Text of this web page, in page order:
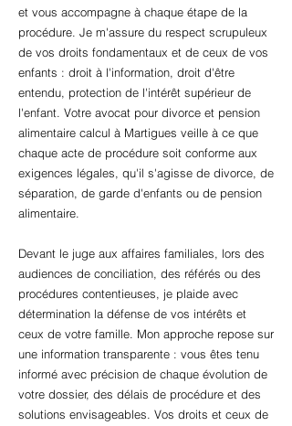
et vous accompagne à chaque étape de la
procédure. Je m'assure du respect scrupuleux
de vos droits fondamentaux et de ceux de vos
enfants : droit à l'information, droit d'être
entendu, protection de l'intérêt supérieur de
l'enfant. Votre avocat pour divorce et pension
alimentaire calcul à Martigues veille à ce que
chaque acte de procédure soit conforme aux
exigences légales, qu'il s'agisse de divorce, de
séparation, de garde d'enfants ou de pension
alimentaire.
Devant le juge aux affaires familiales, lors des
audiences de conciliation, des référés ou des
procédures contentieuses, je plaide avec
détermination la défense de vos intérêts et
ceux de votre famille. Mon approche repose sur
une information transparente : vous êtes tenu
informé avec précision de chaque évolution de
votre dossier, des délais de procédure et des
solutions envisageables. Vos droits et ceux de